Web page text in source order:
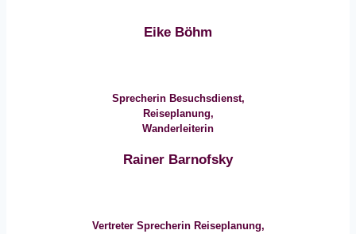
Eike Böhm
Sprecherin Besuchsdienst,
Reiseplanung,
Wanderleiterin
Rainer Barnofsky
Vertreter Sprecherin Reiseplanung,